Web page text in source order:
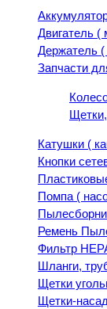
Двигатель
Держатель
Запчасти
Катушки (
Кнопки
Помпа (
Ремень
Фильтр
Шланги,
Щетки
Щетки-